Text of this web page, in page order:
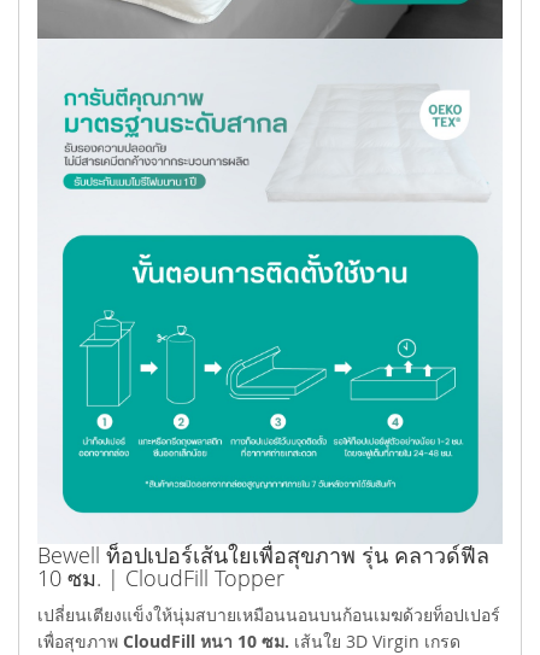
Bewell ท็อปเปอร์เส้นใยเพื่อสุขภาพ รุ่น คลาวด์ฟีล
10 ซม. | CloudFill Topper
เปลี่ยนเตียงแข็งให้นุ่มสบายเหมือนนอนบนก้อนเมฆด้วยท็อปเปอร์
เพื่อสุขภาพ CloudFill หนา 10 ซม. เส้นใย 3D Virgin เกรด